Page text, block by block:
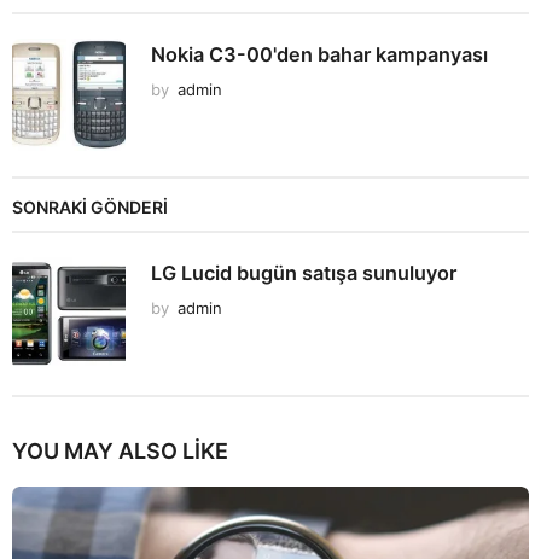
Nokia C3-00'den bahar kampanyası
by admin
SONRAKİ GÖNDERİ
LG Lucid bugün satışa sunuluyor
by admin
YOU MAY ALSO LIKE